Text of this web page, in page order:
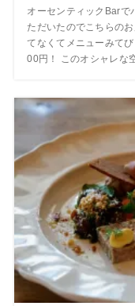
オーセンティックBarで
ただいたのでこちらの
てなくてメニューみて
00円！ このオシャレな